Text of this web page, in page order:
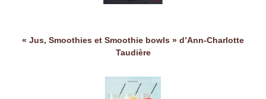
« Jus, Smoothies et Smoothie bowls » d’Ann-Charlotte
Taudière